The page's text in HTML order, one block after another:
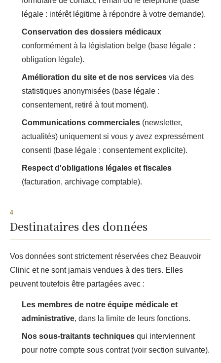
légale : intérêt légitime à répondre à votre demande).
Conservation des dossiers médicaux
conformément à la législation belge (base légale :
obligation légale).
Amélioration du site et de nos services via des
statistiques anonymisées (base légale :
consentement, retiré à tout moment).
Communications commerciales (newsletter,
actualités) uniquement si vous y avez expressément
consenti (base légale : consentement explicite).
Respect d'obligations légales et fiscales
(facturation, archivage comptable).
Destinataires des données
Vos données sont strictement réservées chez Beauvoir
Clinic et ne sont jamais vendues à des tiers. Elles
peuvent toutefois être partagées avec :
Les membres de notre équipe médicale et
administrative, dans la limite de leurs fonctions.
Nos sous-traitants techniques qui interviennent
pour notre compte sous contrat (voir section suivante).